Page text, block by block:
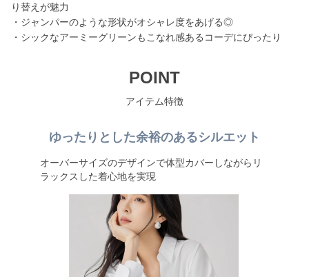
り替えが魅力
・ジャンパーのような形状がオシャレ度をあげる◎
・シックなアーミーグリーンもこなれ感あるコーデにぴったり
POINT
アイテム特徴
ゆったりとした余裕のあるシルエット
オーバーサイズのデザインで体型カバーしながらリ
ラックスした着心地を実現